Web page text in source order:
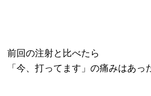
前回の注射と比べたら
「今、打ってます」の痛みはあっ